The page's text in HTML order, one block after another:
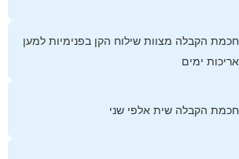
חכמת הקבלה מצוות שילוח הקן בפנימיות למען
אריכות ימים
חכמת הקבלה שית אלפי שני